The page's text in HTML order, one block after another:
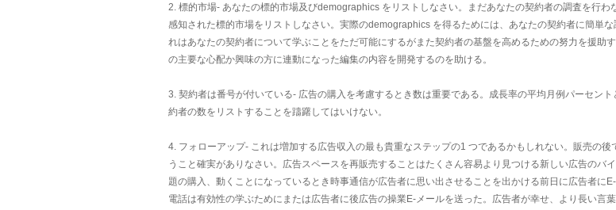
2. 標的市場- あなたの標的市場及びdemographics をリストしなさい。まだあなたの契約者の調査を行わ
感知された標的市場をリストしなさい。実際のdemographics を得るためには、あなたの契約者に簡単
れはあなたの契約者について学ぶことをただ可能にするがまた契約者の基盤を高めるための努力を援助
の主要な心配か興味の方に連動になった編集の内容を開発するのを助ける。
3. 契約者は番号が付いている- 広告の購入を考慮するとき数は重要である。成長率の平均月例パーセン
約者の数をリストすることを躊躇してはいけない。
4. フォローアップ- これは増加する広告収入の最も貴重なステップの1 つであるかもしれない。販売の後
うこと確実がありなさい。広告スペースを再販売することはたくさん容易より見つける新しい広告のバ
題の購入、動くことになっているとき時事通信が広告者に思い出させることを出かける前日に広告者に
電話は有効性の学ぶためにまたは広告者に後広告の操業E-メールを送った。広告者が幸せ、より長い言